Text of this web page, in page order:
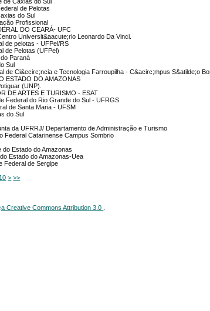
de Pelotas
do Sul
Profissional
DO CEARÁ- UFC
Universit&aacute;rio Leonardo Da Vinci.
de pelotas - UFPel/RS
de Pelotas (UFPel)
Paraná
Sul
de Ci&ecirc;ncia e Tecnologia Farroupilha - C&acirc;mpus S&atilde;o
ESTADO DO AMAZONAS
(UNP).
DE ARTES E TURISMO - ESAT
Federal do Rio Grande do Sul - UFRGS
de Santa Maria - UFSM
do Sul
da UFRRJ/ Departamento de Administração e Turismo
Federal Catarinense Campus Sombrio
do Estado do Amazonas
do Estado do Amazonas-Uea
Federal de Sergipe
10 > >>
Creative Commons Attribution 3.0